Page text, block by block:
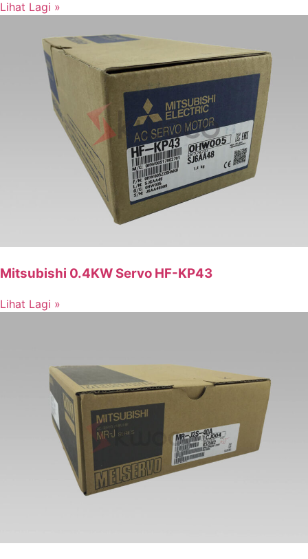
Lihat Lagi »
Mitsubishi 0.4KW Servo HF-KP43
Lihat Lagi »